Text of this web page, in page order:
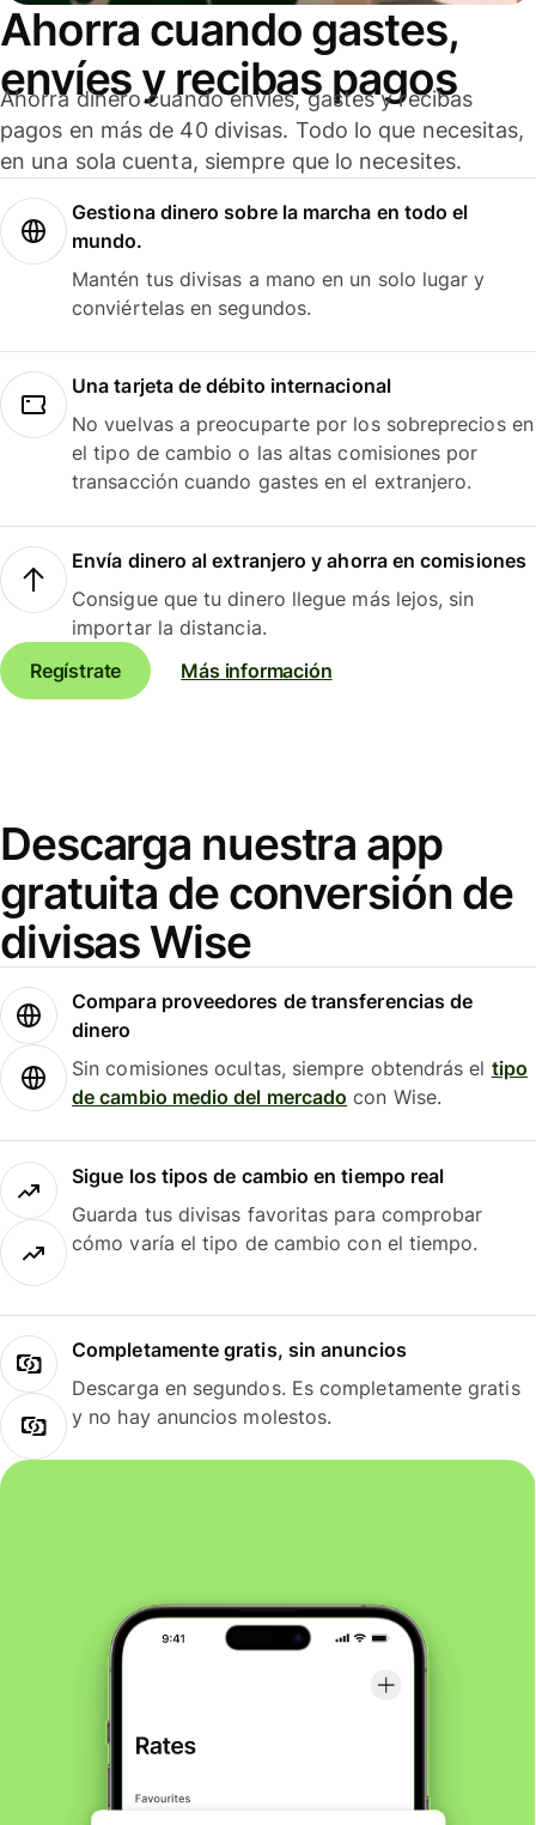
Ahorra cuando gastes,
envíes y recibas pagos
Ahorra dinero cuando envíes, gastes y recibas
pagos en más de 40 divisas. Todo lo que necesitas,
en una sola cuenta, siempre que lo necesites.
Gestiona dinero sobre la marcha en todo el
mundo.
Mantén tus divisas a mano en un solo lugar y
conviértelas en segundos.
Una tarjeta de débito internacional
No vuelvas a preocuparte por los sobreprecios en
el tipo de cambio o las altas comisiones por
transacción cuando gastes en el extranjero.
Envía dinero al extranjero y ahorra en comisiones
Consigue que tu dinero llegue más lejos, sin
importar la distancia.
Regístrate
Más información
Descarga nuestra app
gratuita de conversión de
divisas Wise
Compara proveedores de transferencias de
dinero
Sin comisiones ocultas, siempre obtendrás el tipo
de cambio medio del mercado con Wise.
Sigue los tipos de cambio en tiempo real
Guarda tus divisas favoritas para comprobar
cómo varía el tipo de cambio con el tiempo.
Completamente gratis, sin anuncios
Descarga en segundos. Es completamente gratis
y no hay anuncios molestos.